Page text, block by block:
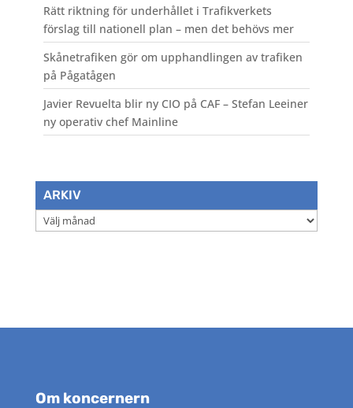
Rätt riktning för underhållet i Trafikverkets
förslag till nationell plan – men det behövs mer
Skånetrafiken gör om upphandlingen av trafiken
på Pågatågen
Javier Revuelta blir ny CIO på CAF – Stefan Leeiner
ny operativ chef Mainline
ARKIV
Arkiv
Om koncernern